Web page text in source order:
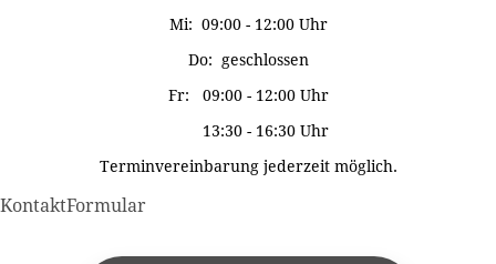
Mi: 09:00 - 12:00 Uhr
Do: geschlossen
Fr: 09:00 - 12:00 Uhr
13:30 - 16:30 Uhr
Terminvereinbarung jederzeit möglich.
KontaktFormular